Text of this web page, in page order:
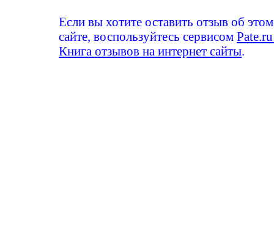
Если вы хотите оставить отзыв об этом
сайте, воспользуйтесь сервисом
Книга отзывов на интернет сайты